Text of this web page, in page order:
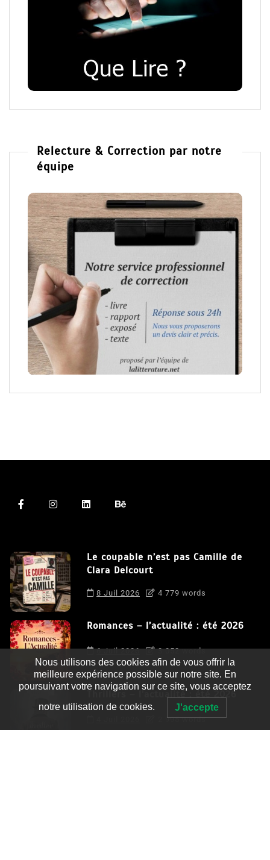
Relecture & Correction par notre
équipe
Le coupable n’est pas Camille de
Clara Delcourt
8 Juil 2026 4 779 words
Romances – l’actualité : été 2026
6 Juil 2026 3 052 words
Thrillers – l’actualité : été 2026
2 995 words
Nous utilisons des cookies afin de vous offrir la
meilleure expérience possible sur notre site. En
poursuivant votre navigation sur ce site, vous acceptez
notre utilisation de cookies. J'accepte